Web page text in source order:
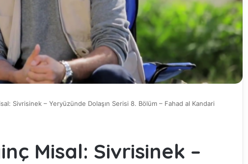
Sivrisinek – Yeryüzünde Dolaşın Serisi 8. Bölüm – Fahad al Kandari
Misal: Sivrisinek –